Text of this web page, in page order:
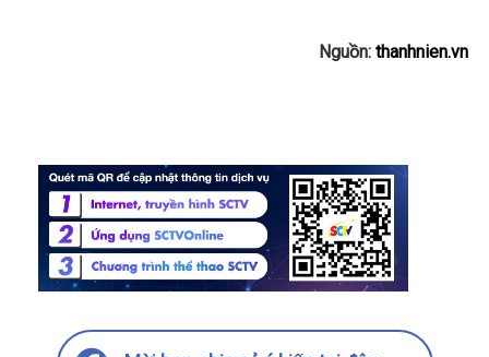
Nguồn: thanhnien.vn